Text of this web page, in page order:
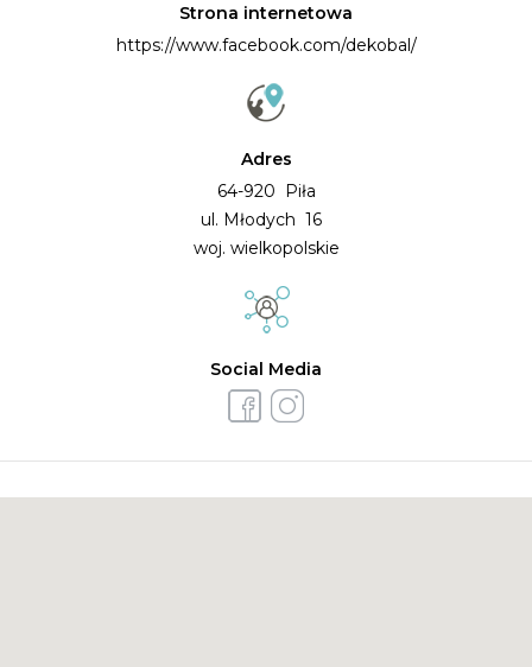
Strona internetowa
https://www.facebook.com/dekobal/
Adres
64-920 Piła
ul. Młodych 16
woj. wielkopolskie
Social Media